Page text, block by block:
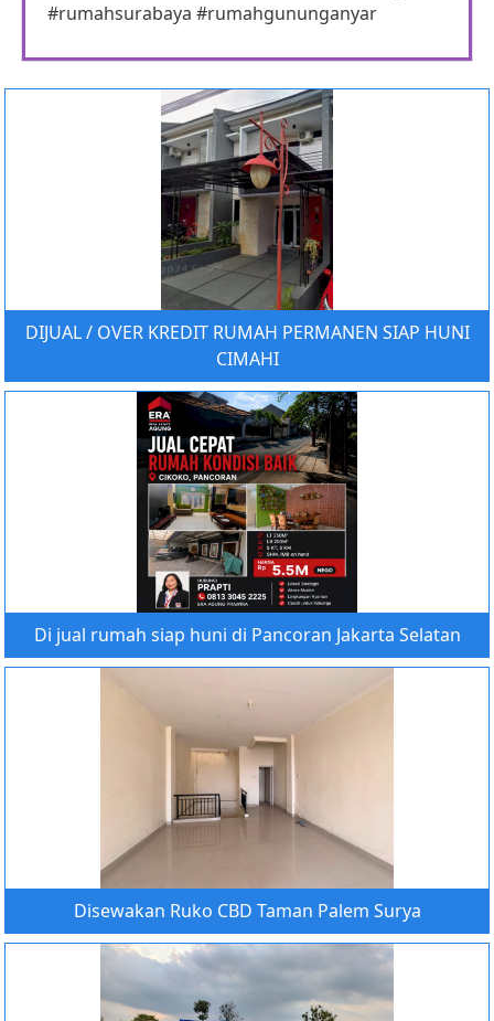
#rumahsurabaya #rumahgununganyar
DIJUAL / OVER KREDIT RUMAH PERMANEN SIAP HUNI
CIMAHI
Di jual rumah siap huni di Pancoran Jakarta Selatan
Disewakan Ruko CBD Taman Palem Surya